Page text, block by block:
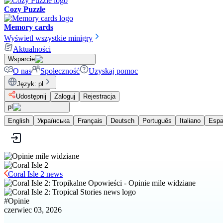
Cozy Puzzle
Memory cards
Wyświetl wszystkie minigry
Aktualności
Wsparcie
O nas Społeczność Uzyskaj pomoc
Język: pl
Udostępnij
Zaloguj
Rejestracja
pl
English
Українська Français Deutsch Português Italiano
Coral Isle 2 news
#Opinie
czerwiec 03, 2026